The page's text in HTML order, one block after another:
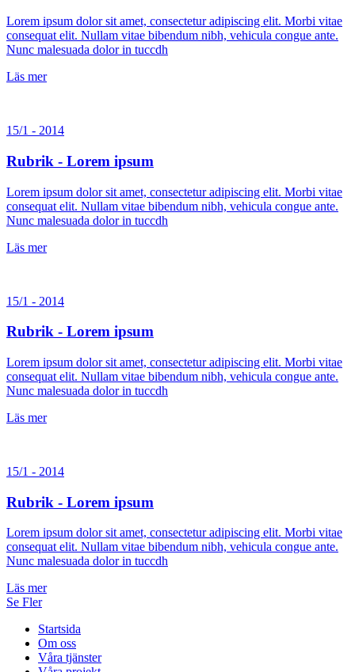
Lorem ipsum dolor sit amet, consectetur adipiscing elit. Morbi vitae
consequat elit. Nullam vitae bibendum nibh, vehicula congue ante.
Nunc malesuada dolor in tuccdh
Läs mer
15/1 - 2014
Rubrik - Lorem ipsum
Lorem ipsum dolor sit amet, consectetur adipiscing elit. Morbi vitae
consequat elit. Nullam vitae bibendum nibh, vehicula congue ante.
Nunc malesuada dolor in tuccdh
Läs mer
15/1 - 2014
Rubrik - Lorem ipsum
Lorem ipsum dolor sit amet, consectetur adipiscing elit. Morbi vitae
consequat elit. Nullam vitae bibendum nibh, vehicula congue ante.
Nunc malesuada dolor in tuccdh
Läs mer
15/1 - 2014
Rubrik - Lorem ipsum
Lorem ipsum dolor sit amet, consectetur adipiscing elit. Morbi vitae
consequat elit. Nullam vitae bibendum nibh, vehicula congue ante.
Nunc malesuada dolor in tuccdh
Läs mer
Se Fler
Startsida
Om oss
Våra tjänster